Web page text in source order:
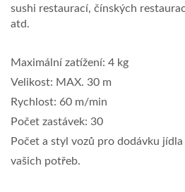
sushi restaurací, čínských
atd.
Maximální zatížení: 4 kg
Velikost: MAX. 30 m
Rychlost: 60 m/min
Počet zastávek: 30
Počet a styl vozů pro dodávku
vašich potřeb.